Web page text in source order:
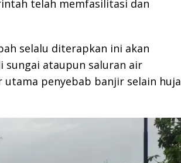
telah memfasilitasi dan
selalu diterapkan ini akan
sungai ataupun saluran air
penyebab banjir selain huja